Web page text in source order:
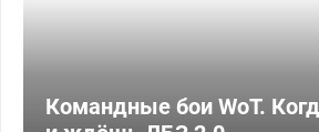
Командные бои WoT.